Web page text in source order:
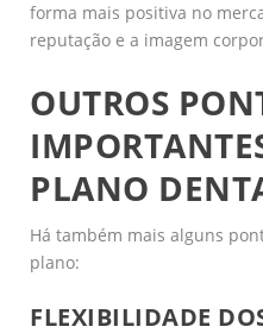
forma mais positiva no
reputação e a imagem
OUTROS
PLANO
Há também mais alguns
plano:
FLEXIBILIDADE